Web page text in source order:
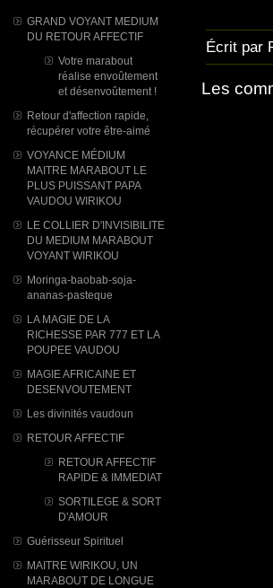
GRAND VOYANT MEDIUM
DU RETOUR AFFECTIF
Votre marabout
réalise envoûtement
et désenvoûtement !
Retour d'affection rapide,
récupérer votre être-aimé
VOYANCE MÉDIUM
MAITRE MARABOUT LE
PLUS PUISSANT PAPA
VAUDOU WIRIKOU
LE COLLIER D'INVISIBILITE
DU MEDIUM MARABOUT
VOYANT WIRIKOU
Moringa-baobab-soja-
ananas-pasteque
LA MAGIE DE LA
RICHESSE PAR 777 ET LA
POUPEE VAUDOU
MAGIE AFRICAINE ET
DESENVOUTEMENT
Les divinités vaudoun
RETOUR AFFECTIF
RETOUR AFFECTIF
RAPIDE & IMMEDIAT
SORTILEGE & SORT
D'AMOUR
Guérisseur Spirituel
MAITRE WIRIKOU, UN
MARABOUT DE LONGUE
Écrit par
Les